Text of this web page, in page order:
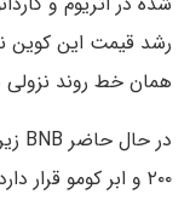
رشد قیمت این کوین
همان خط روند
۲۰۰ و ابر کومو